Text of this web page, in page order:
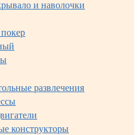
и наволочки
развлечения
конструкторы